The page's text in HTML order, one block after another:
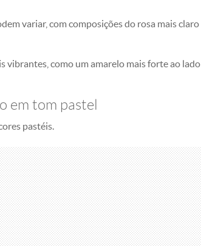
variar, com composições do rosa mais claro
vibrantes, como um amarelo mais forte ao lado
em tom pastel
pastéis.